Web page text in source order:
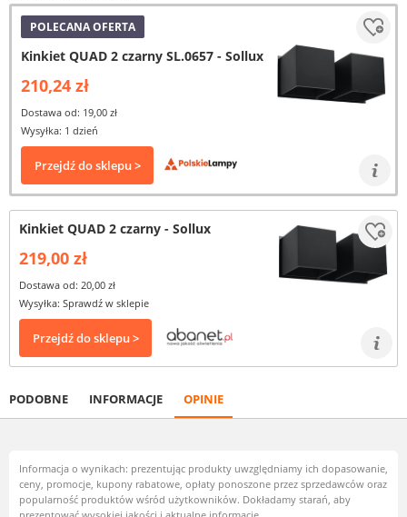
POLECANA OFERTA
Kinkiet QUAD 2 czarny SL.0657 - Sollux
210,24 zł
Dostawa od: 19,00 zł
Wysyłka: 1 dzień
Przejdź do sklepu >
Kinkiet QUAD 2 czarny - Sollux
219,00 zł
Dostawa od: 20,00 zł
Wysyłka: Sprawdź w sklepie
Przejdź do sklepu >
PODOBNE INFORMACJE OPINIE
Informacja o wynikach: prezentując produkty uwzględniamy ich dopasowanie,
ceny, promocje, kupony rabatowe, opłaty ponoszone przez sprzedawców oraz
popularność produktów wśród użytkowników. Dokładamy starań, aby